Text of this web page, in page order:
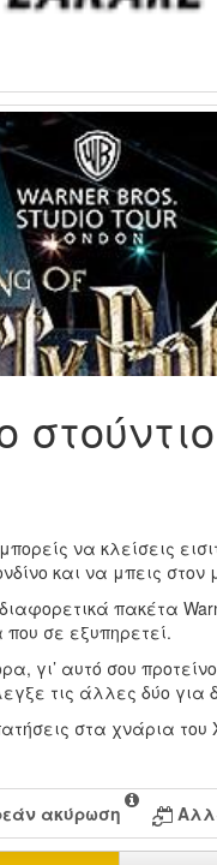
να κλείσεις
και να μπεις
πακέτα
σε εξυπηρετεί.
γι’ αυτό σου
τις άλλες δύο για
στα χνάρια
ακύρωση